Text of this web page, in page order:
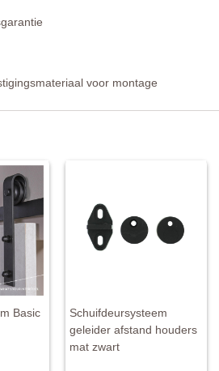
voor montage
Basic
Schuifdeursysteem
geleider afstand houders
mat zwart